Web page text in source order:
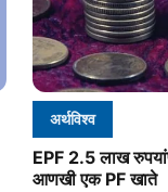
अर्थविश्व
EPF 2.5 लाख
आणखी एक PF खाते